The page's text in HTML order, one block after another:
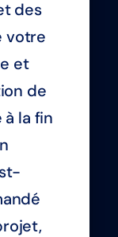
des
votre
et
de
la fin